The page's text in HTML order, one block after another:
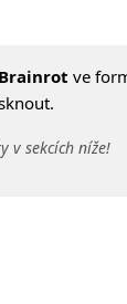
ve
v sekcích níže!